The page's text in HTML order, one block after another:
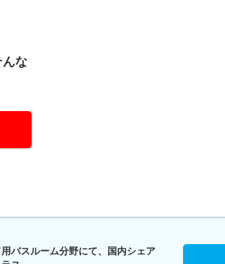
んな
用バスルーム分野にて、国内シェア